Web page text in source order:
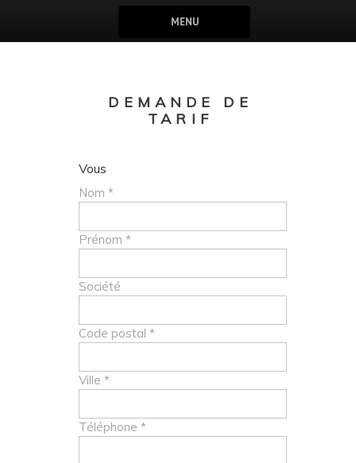
MENU
DEMANDE DE
TARIF
Vous
Nom *
Prénom *
Société
Code postal *
Ville *
Téléphone *